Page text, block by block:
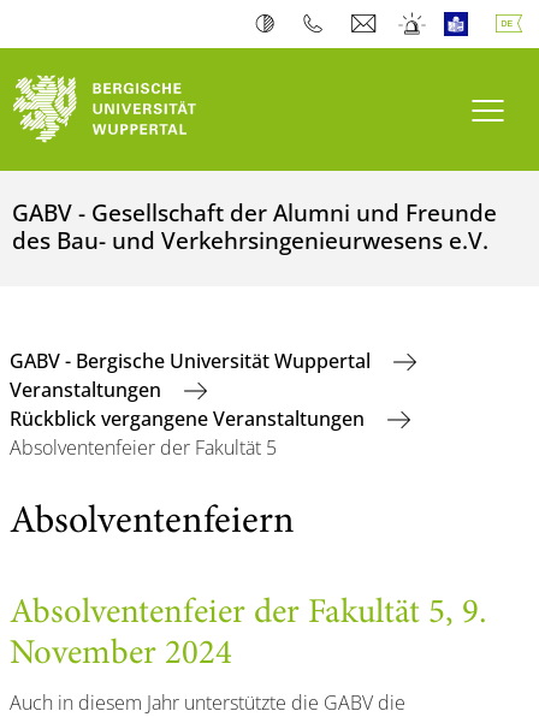
GABV - Gesellschaft der Alumni und Freunde
des Bau- und Verkehrsingenieurwesens e.V.
GABV - Bergische Universität Wuppertal
Veranstaltungen
Rückblick vergangene Veranstaltungen
Absolventenfeier der Fakultät 5
Absolventenfeiern
Absolventenfeier der Fakultät 5, 9.
November 2024
Auch in diesem Jahr unterstützte die GABV die